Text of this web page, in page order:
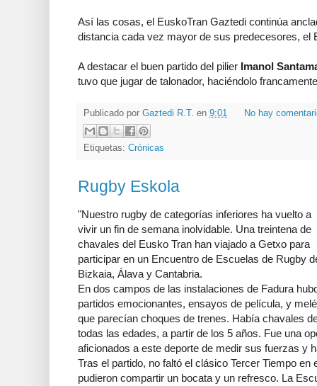
Así las cosas, el EuskoTran Gaztedi continúa
distancia cada vez mayor de sus predecesores, el
A destacar el buen partido del pilier Imanol
tuvo que jugar de talonador, haciéndolo
Publicado por Gaztedi R.T. en 9:01 No hay
Etiquetas: Crónicas
Rugby Eskola
"Nuestro rugby de categorías inferiores ha vuelto a
vivir un fin de semana inolvidable. Una treintena de
chavales del Eusko Tran han viajado a Getxo para
participar en un Encuentro de Escuelas de Rugby
Bizkaia, Álava y Cantabria.
En dos campos de las instalaciones de Fadura
partidos emocionantes, ensayos de película, y
que parecían choques de trenes. Había chavales
todas las edades, a partir de los 5 años. Fue una
aficionados a este deporte de medir sus fuerzas y
Tras el partido, no faltó el clásico Tercer Tiempo en
pudieron compartir un bocata y un refresco. La